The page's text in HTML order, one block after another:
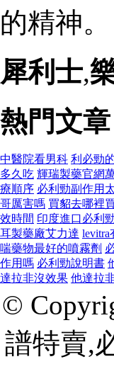
的精神
犀利士,
熱門文章
中醫院看男科 利必勁
多久吃 輝瑞製藥官網
療順序 必利勁副作用
哥厲害嗎 買貂去哪裡
效時間 印度進口必利
耳製藥廠艾力達 levitra
喘藥物最好的噴霧劑
作用嗎 必利勁說明書
達拉非沒效果 他達拉
©
譜特賣,